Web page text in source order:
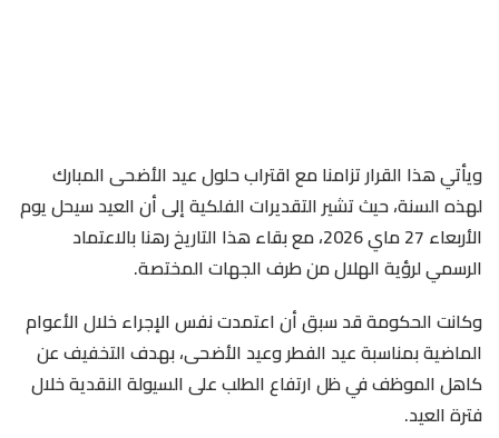
ويأتي هذا القرار تزامنا مع اقتراب حلول عيد الأضحى المبارك
لهذه السنة، حيث تشير التقديرات الفلكية إلى أن العيد سيحل يوم
الأربعاء 27 ماي 2026، مع بقاء هذا التاريخ رهنا بالاعتماد
الرسمي لرؤية الهلال من طرف الجهات المختصة.
وكانت الحكومة قد سبق أن اعتمدت نفس الإجراء خلال الأعوام
الماضية بمناسبة عيد الفطر وعيد الأضحى، بهدف التخفيف عن
كاهل الموظف في ظل ارتفاع الطلب على السيولة النقدية خلال
فترة العيد.